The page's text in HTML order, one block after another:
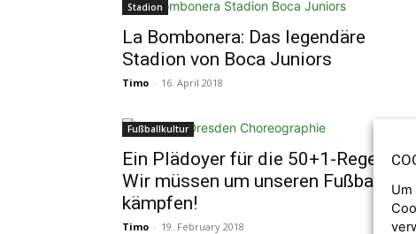
Stadion
La Bombonera: Das legendäre
Stadion von Boca Juniors
Timo - 16. April 2018
Fußballkultur
Ein Plädoyer für die 50+1-Regel:
Wir müssen um unseren Fußball
kämpfen!
Timo - 19. February 2018